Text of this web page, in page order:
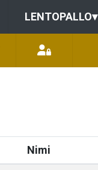
LENTOPALLO▾
Nimi